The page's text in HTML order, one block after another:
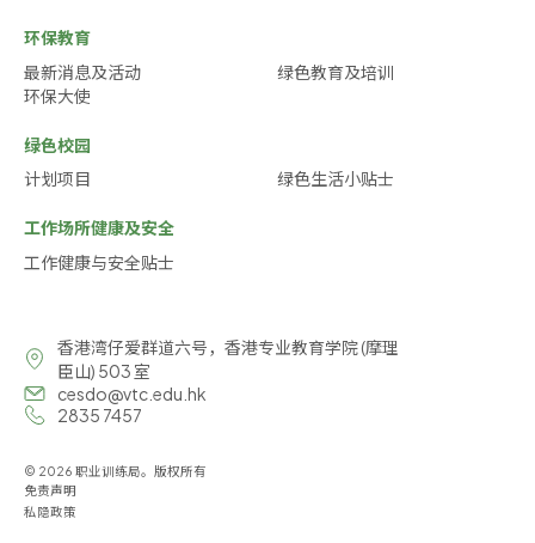
环保教育
最新消息及活动
绿色教育及培训
环保大使
绿色校园
计划项目
绿色生活小贴士
工作场所健康及安全
工作健康与安全贴士
香港湾仔爱群道六号，香港专业教育学院 (摩理
臣山) 503 室
cesdo@vtc.edu.hk
2835 7457
© 2026 职业训练局。版权所有
免责声明
私隐政策